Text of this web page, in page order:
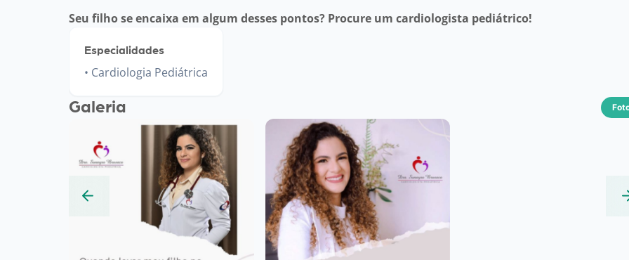
Seu filho se encaixa em algum desses pontos? Procure um cardiologista pediátrico!
Especialidades
Cardiologia Pediátrica
Galeria